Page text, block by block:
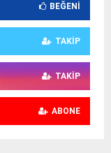
BEĞENI
TAKIP
TAKIP
ABONE